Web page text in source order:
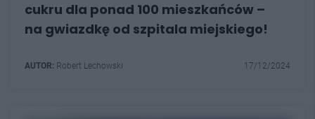
cukru dla ponad 100 mieszkańców –
na gwiazdkę od szpitala miejskiego!
AUTOR: Robert Lechowski 17/12/2024